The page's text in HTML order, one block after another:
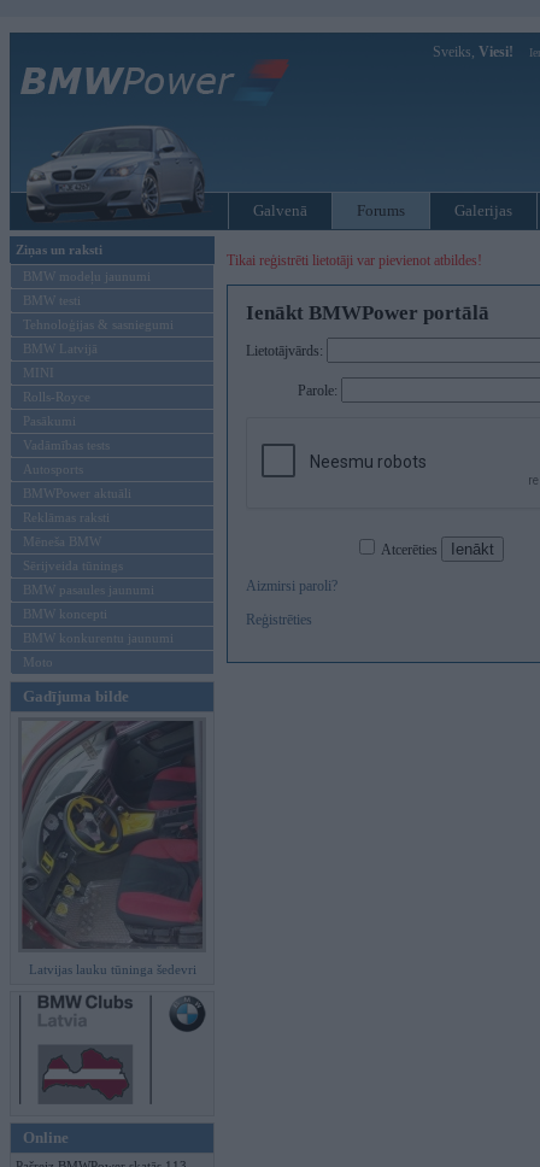
Sveiks, Viesi!
Galvenā Forums Galerijas
Ziņas un raksti
BMW modeļu jaunumi
BMW testi
Tehnoloģijas & sasniegumi
BMW Latvijā
MINI
Rolls-Royce
Pasākumi
Vadāmības tests
Autosports
BMWPower aktuāli
Reklāmas raksti
Mēneša BMW
Sērijveida tūnings
BMW pasaules jaunumi
BMW koncepti
BMW konkurentu jaunumi
Moto
Gadījuma bilde
Latvijas lauku tūninga šedevri
Online
Tikai reģistrēti lietotāji var pievienot atbildes!
Ienākt BMWPower portālā
Lietotājvārds:
Parole:
Atcerēties
Aizmirsi paroli?
Reģistrēties